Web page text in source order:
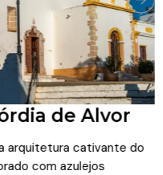
de Alvor
arquitetura cativante do
com azulejos